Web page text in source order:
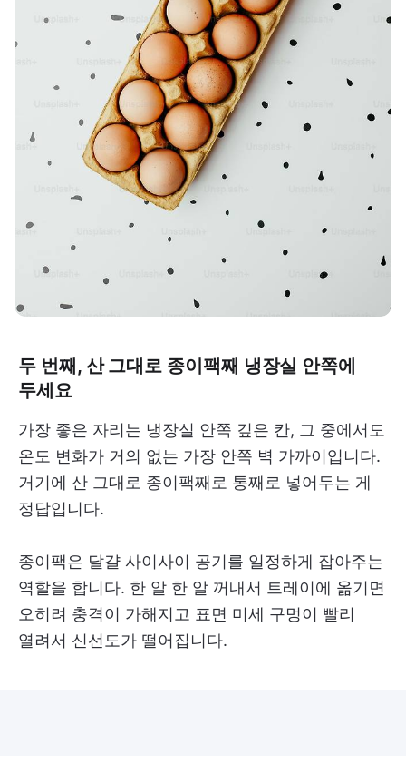
두 번째, 산 그대로 종이팩째 냉장실 안쪽에
두세요
가장 좋은 자리는 냉장실 안쪽 깊은 칸, 그 중에서도
온도 변화가 거의 없는 가장 안쪽 벽 가까이입니다.
거기에 산 그대로 종이팩째로 통째로 넣어두는 게
정답입니다.
종이팩은 달걀 사이사이 공기를 일정하게 잡아주는
역할을 합니다. 한 알 한 알 꺼내서 트레이에 옮기면
오히려 충격이 가해지고 표면 미세 구멍이 빨리
열려서 신선도가 떨어집니다.